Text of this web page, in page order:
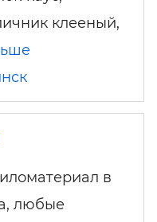
клееный,
в
любые